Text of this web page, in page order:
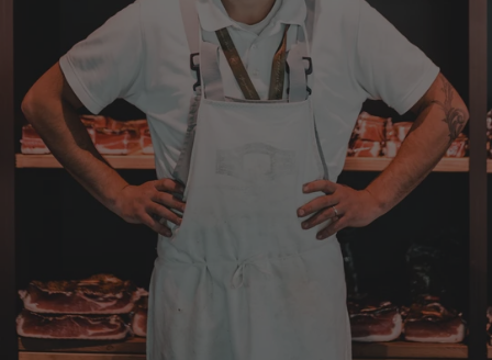
Verifizierter Kunde
alles super geschmeckt
6.8.2026
Frank
Verifizierter Kunde
Was ich bisher gegessen habe, war sehr
lecker!
Alle Bewertungen Lesen